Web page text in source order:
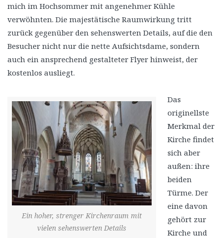
mich im Hochsommer mit angenehmer Kühle
verwöhnten. Die majestätische Raumwirkung tritt
zurück gegenüber den sehenswerten Details, auf die den
Besucher nicht nur die nette Aufsichtsdame, sondern
auch ein ansprechend gestalteter Flyer hinweist, der
kostenlos ausliegt.
Ein hoher, strenger Kirchenraum mit
vielen sehenswerten Details
Das
originellste
Merkmal der
Kirche findet
sich aber
außen: ihre
beiden
Türme. Der
eine davon
gehört zur
Kirche und